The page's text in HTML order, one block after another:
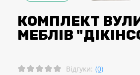
КОМПЛЕКТ
МЕБЛІВ
Відгуки: (0)